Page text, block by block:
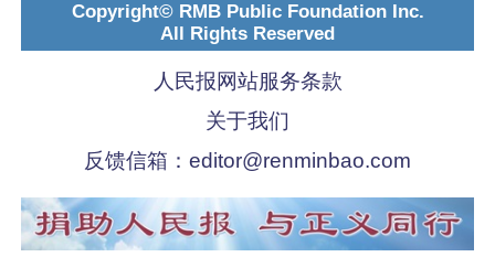
Copyright© RMB Public Foundation Inc.
All Rights Reserved
人民报网站服务条款
关于我们
反馈信箱： editor@renminbao.com